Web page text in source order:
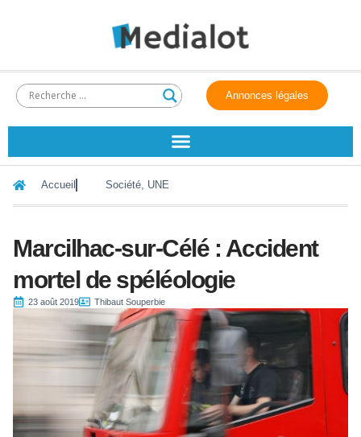
Annonces légales
Accueil Société, UNE
Marcilhac-sur-Célé : Accident
mortel de spéléologie
23 août 2019 Thibaut Souperbie